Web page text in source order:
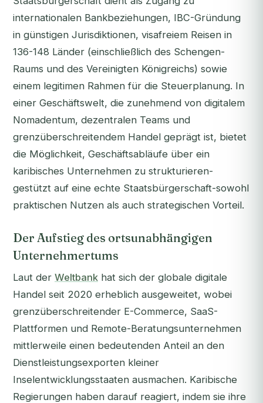
internationalen Bankbeziehungen, IBC-Gründung
in günstigen Jurisdiktionen, visafreiem Reisen in
136-148 Länder (einschließlich des Schengen-
Raums und des Vereinigten Königreichs) sowie
einem legitimen Rahmen für die Steuerplanung. In
einer Geschäftswelt, die zunehmend von digitalem
Nomadentum, dezentralen Teams und
grenzüberschreitendem Handel geprägt ist, bietet
die Möglichkeit, Geschäftsabläufe über ein
karibisches Unternehmen zu strukturieren-
gestützt auf eine echte Staatsbürgerschaft-sowohl
praktischen Nutzen als auch strategischen Vorteil.
Der Aufstieg des ortsunabhängigen
Unternehmertums
Laut der Weltbank hat sich der globale digitale
Handel seit 2020 erheblich ausgeweitet, wobei
grenzüberschreitender E-Commerce, SaaS-
Plattformen und Remote-Beratungsunternehmen
mittlerweile einen bedeutenden Anteil an den
Dienstleistungsexporten kleiner
Inselentwicklungsstaaten ausmachen. Karibische
Regierungen haben darauf reagiert, indem sie ihre